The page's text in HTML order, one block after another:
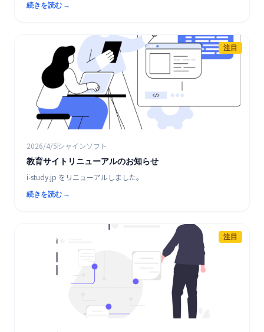
続きを読む →
注目
2026/4/5シャインソフト
教育サイトリニューアルのお知らせ
i-study.jp をリニューアルしました。
続きを読む →
K8s / コンテナ 注目